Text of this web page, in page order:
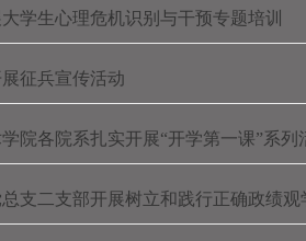
学生心理危机识别与干预专题培训
征兵宣传活动
院各院系扎实开展“开学第一课”系列
支二支部开展树立和践行正确政绩观